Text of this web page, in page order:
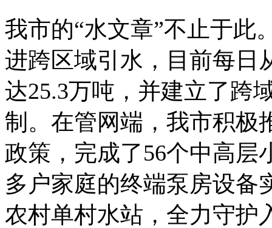
我市的“水文章”不止于此
进跨区域引水，目前每日
达25.3万吨，并建立了跨
制。在管网端，我市积极
政策，完成了56个中高层
多户家庭的终端泵房设备
农村单村水站，全力守护